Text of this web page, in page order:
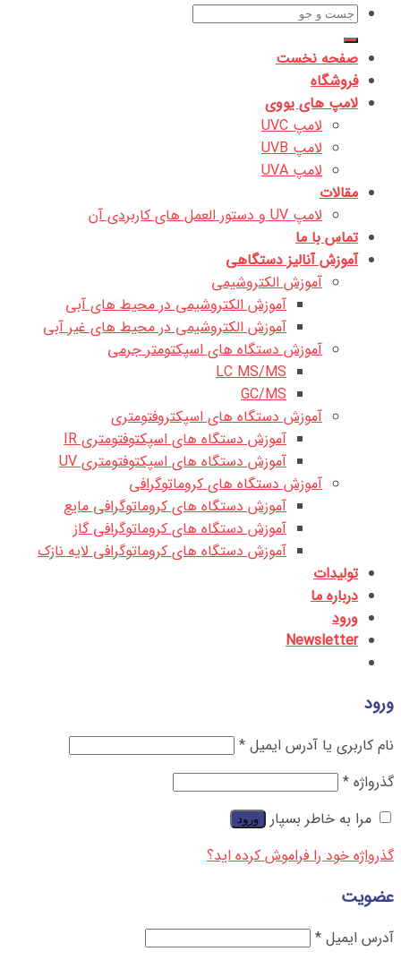
جستجو
برای:
صفحه نخست
فروشگاه
لامپ های یووی
لامپ UVC
لامپ UVB
لامپ UVA
مقالات
لامپ UV و دستور العمل های کاربردی آن
تماس با ما
آموزش آنالیز دستگاهی
آموزش الکتروشیمی
آموزش الکتروشیمی در محیط های آبی
آموزش الکتروشیمی در محیط های غیر آبی
آموزش دستگاه های اسپکتومتر جرمی
LC MS/MS
GC/MS
آموزش دستگاه های اسپکتروفتومتری
آموزش دستگاه های اسپکتوفتومتری IR
آموزش دستگاه های اسپکتوفتومتری UV
آموزش دستگاه های کروماتوگرافی
آموزش دستگاه های کروماتوگرافی مایع
آموزش دستگاه های کروماتوگرافی گاز
آموزش دستگاه های کروماتوگرافی لایه نازک
تولیدات
درباره ما
ورود
Newsletter
ورود
نام کاربری یا آدرس ایمیل *
گذرواژه *
مرا به خاطر بسپار
ورود
گذرواژه خود را فراموش کرده اید؟
عضویت
آدرس ایمیل *